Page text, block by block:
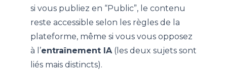
si vous publiez en “Public”, le contenu
reste accessible selon les règles de la
plateforme, même si vous vous opposez
à l’entraînement IA (les deux sujets sont
liés mais distincts).